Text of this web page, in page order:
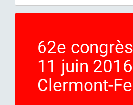
62e
11 juin
Clermont-